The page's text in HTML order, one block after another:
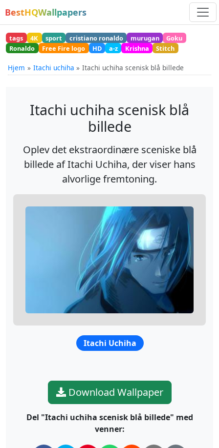
BestHQWallpapers
tags 4K sport cristiano ronaldo murugan
Goku
Ronaldo
Free Fire logo HD a-z Krishna Stitch
Hjem Itachi uchiha Itachi uchiha scenisk blå billede
Itachi uchiha scenisk blå
billede
Oplev det ekstraordinære sceniske blå
billede af Itachi Uchiha, der viser hans
alvorlige fremtoning.
Itachi Uchiha
Download Wallpaper
Del "Itachi uchiha scenisk blå billede" med
venner: